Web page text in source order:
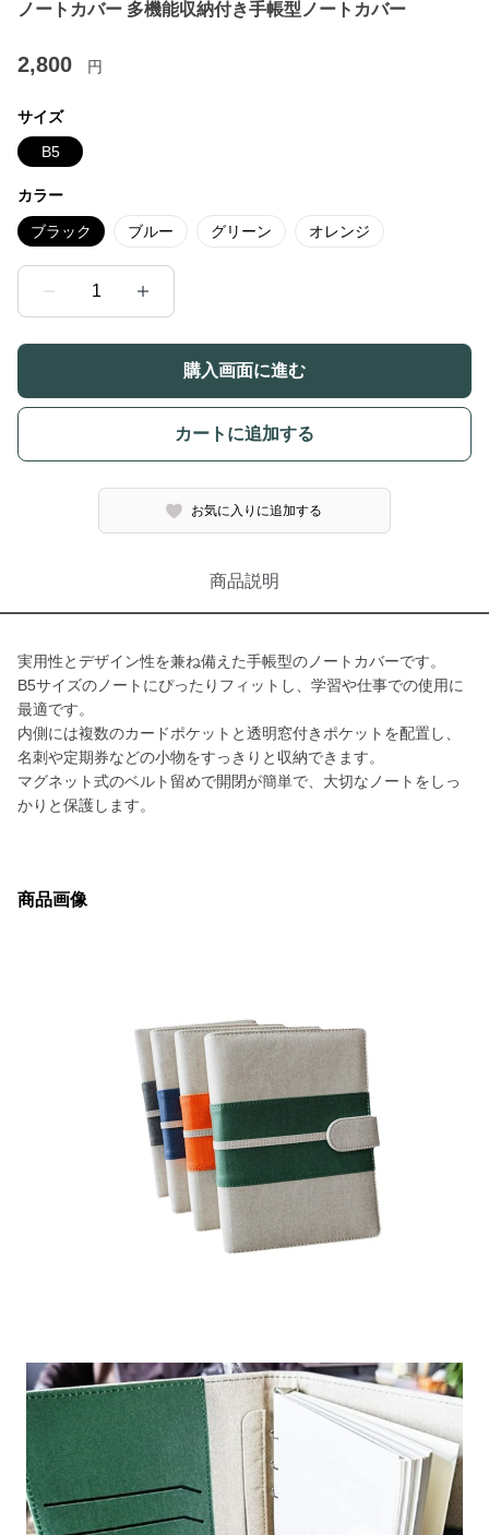
ノートカバー 多機能収納付き手帳型ノートカバー
2,800 円
サイズ
B5
カラー
ブラック ブルー グリーン オレンジ
1
購入画面に進む
カートに追加する
お気に入りに追加する
商品説明
実用性とデザイン性を兼ね備えた手帳型のノートカバーです。
B5サイズのノートにぴったりフィットし、学習や仕事での使用に
最適です。
内側には複数のカードポケットと透明窓付きポケットを配置し、
名刺や定期券などの小物をすっきりと収納できます。
マグネット式のベルト留めで開閉が簡単で、大切なノートをしっ
かりと保護します。
商品画像